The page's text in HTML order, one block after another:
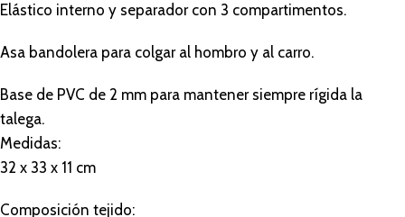
Elástico interno y separador con 3 compartimentos.
Asa bandolera para colgar al hombro y al carro.
Base de PVC de 2 mm para mantener siempre rígida la
talega.
Medidas:
32 x 33 x 11 cm
Composición tejido: